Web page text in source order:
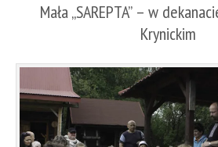
Mała „SAREPTA” – w
Krynickim